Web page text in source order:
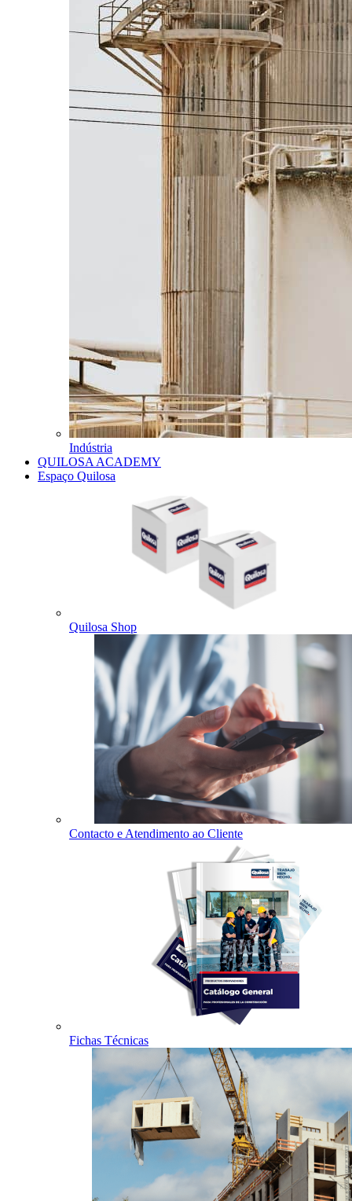
Indústria
QUILOSA ACADEMY
Espaço Quilosa
Quilosa Shop
Contacto e Atendimento ao Cliente
Fichas Técnicas